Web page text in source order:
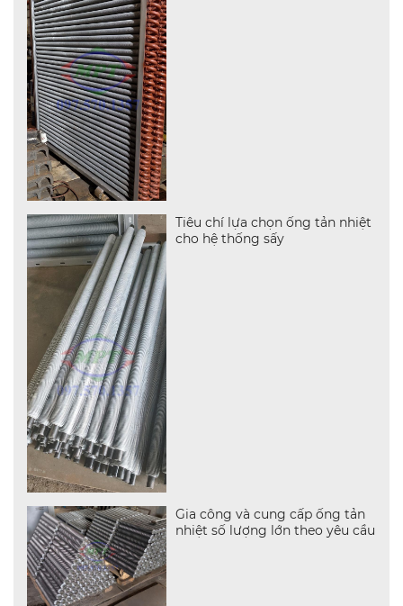
Tiêu chí lựa chọn ống tản nhiệt
cho hệ thống sấy
Gia công và cung cấp ống tản
nhiệt số lượng lớn theo yêu cầu